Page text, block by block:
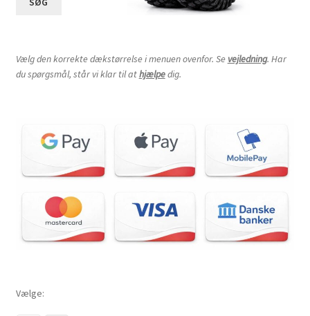
Vælg den korrekte dækstørrelse i menuen ovenfor. Se vejledning. Har
du spørgsmål, står vi klar til athjælpedig.
Vælge: